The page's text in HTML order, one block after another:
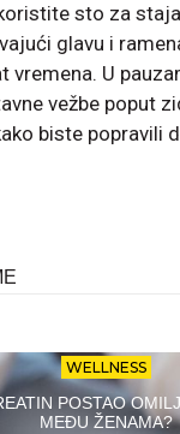
sto za
glavu i
vremena. U
vežbe poput
biste popravili
WELLNESS
POSTAO
MEĐU ŽENAMA?